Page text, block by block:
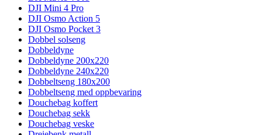
DJI Mini 4 Pro
DJI Osmo Action 5
DJI Osmo Pocket 3
Dobbel solseng
Dobbeldyne
Dobbeldyne 200x220
Dobbeldyne 240x220
Dobbeltseng 180x200
Dobbeltseng med oppbevaring
Douchebag koffert
Douchebag sekk
Douchebag veske